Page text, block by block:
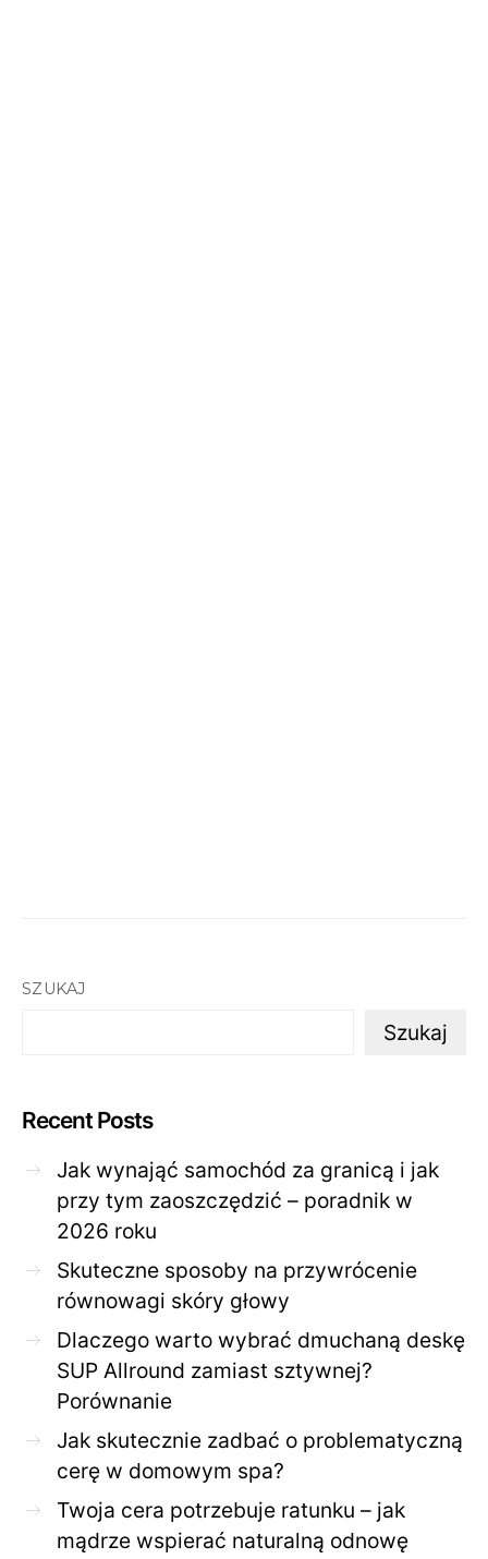
SZUKAJ
Szukaj
Recent Posts
Jak wynająć samochód za granicą i jak
przy tym zaoszczędzić – poradnik w
2026 roku
Skuteczne sposoby na przywrócenie
równowagi skóry głowy
Dlaczego warto wybrać dmuchaną deskę
SUP Allround zamiast sztywnej?
Porównanie
Jak skutecznie zadbać o problematyczną
cerę w domowym spa?
Twoja cera potrzebuje ratunku – jak
mądrze wspierać naturalną odnowę